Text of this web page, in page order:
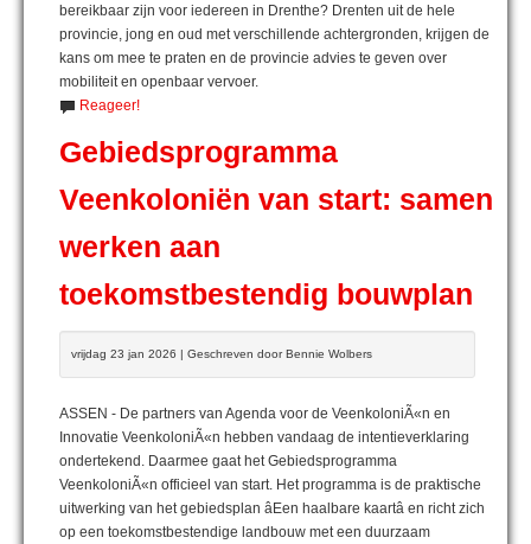
bereikbaar zijn voor iedereen in Drenthe? Drenten uit de hele
provincie, jong en oud met verschillende achtergronden, krijgen de
kans om mee te praten en de provincie advies te geven over
mobiliteit en openbaar vervoer.
Reageer!
Gebiedsprogramma
Veenkoloniën van start: samen
werken aan
toekomstbestendig bouwplan
vrijdag 23 jan 2026 | Geschreven door Bennie Wolbers
ASSEN - De partners van Agenda voor de VeenkoloniÃ«n en
Innovatie VeenkoloniÃ«n hebben vandaag de intentieverklaring
ondertekend. Daarmee gaat het Gebiedsprogramma
VeenkoloniÃ«n officieel van start. Het programma is de praktische
uitwerking van het gebiedsplan âEen haalbare kaartâ en richt zich
op een toekomstbestendige landbouw met een duurzaam